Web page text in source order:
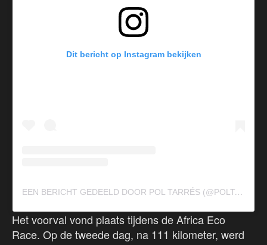
Dit bericht op Instagram bekijken
E
EN BERICHT GEDEELD DOOR POL TARRÉS (@POLTARRES13)
Het voorval vond plaats tijdens de Africa Eco
Race. Op de tweede dag, na 111 kilometer, werd